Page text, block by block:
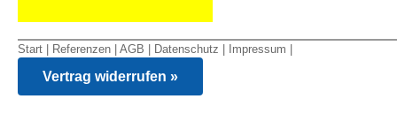
Start Referenzen AGB Datenschutz Impressum
Vertrag widerrufen »